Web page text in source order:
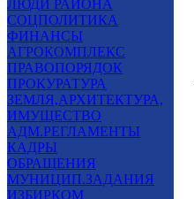
ЛЮДИ РАЙОНА
СОЦПОЛИТИКА
ФИНАНСЫ
АГРОКОМПЛЕКС
ПРАВОПОРЯДОК
ПРОКУРАТУРА
ЗЕМЛЯ,АРХИТЕКТУРА,
ИМУЩЕСТВО
АДМ.РЕГЛАМЕНТЫ
КАДРЫ
ОБРАЩЕНИЯ
МУНИЦИП.ЗАДАНИЯ
ИЗБИРКОМ